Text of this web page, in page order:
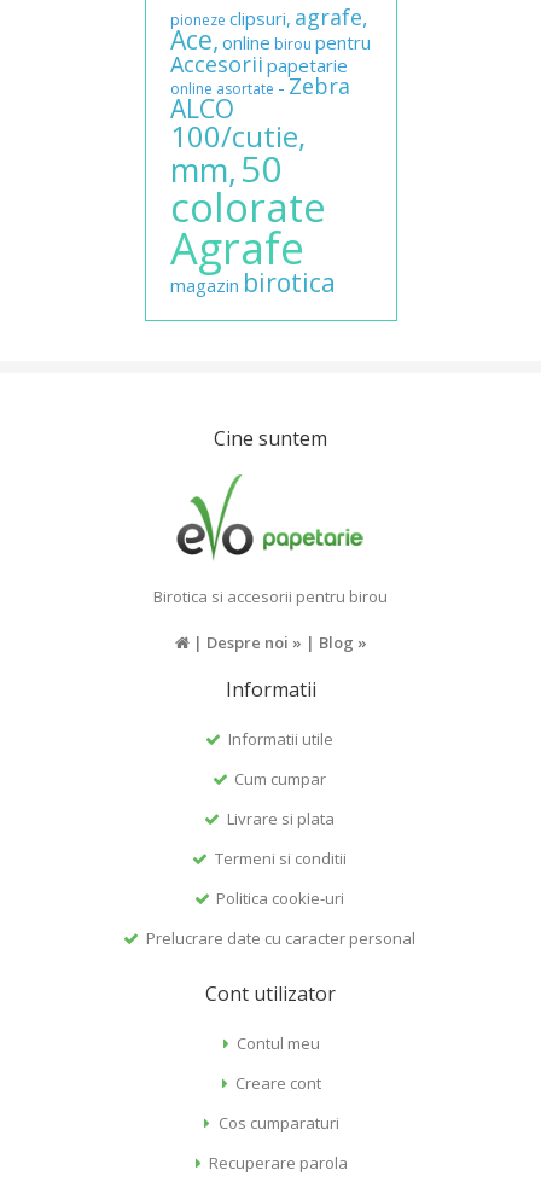
pioneze clipsuri, agrafe,
Ace, online birou pentru
Accesorii papetarie
online asortate -Zebra
ALCO
100/cutie,
mm,50
colorate
Agrafe
magazin birotica
Cine suntem
Birotica si accesorii pentru birou
| Despre noi » | Blog »
Informatii
Informatii utile
Cum cumpar
Livrare si plata
Termeni si conditii
Politica cookie-uri
Prelucrare date cu caracter personal
Cont utilizator
Contul meu
Creare cont
Cos cumparaturi
Recuperare parola